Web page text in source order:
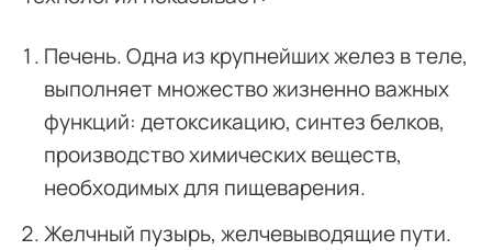
Печень. Одна из крупнейших желез в теле,
выполняет множество жизненно важных
функций: детоксикацию, синтез белков,
производство химических веществ,
необходимых для пищеварения.
Желчный пузырь, желчевыводящие пути.